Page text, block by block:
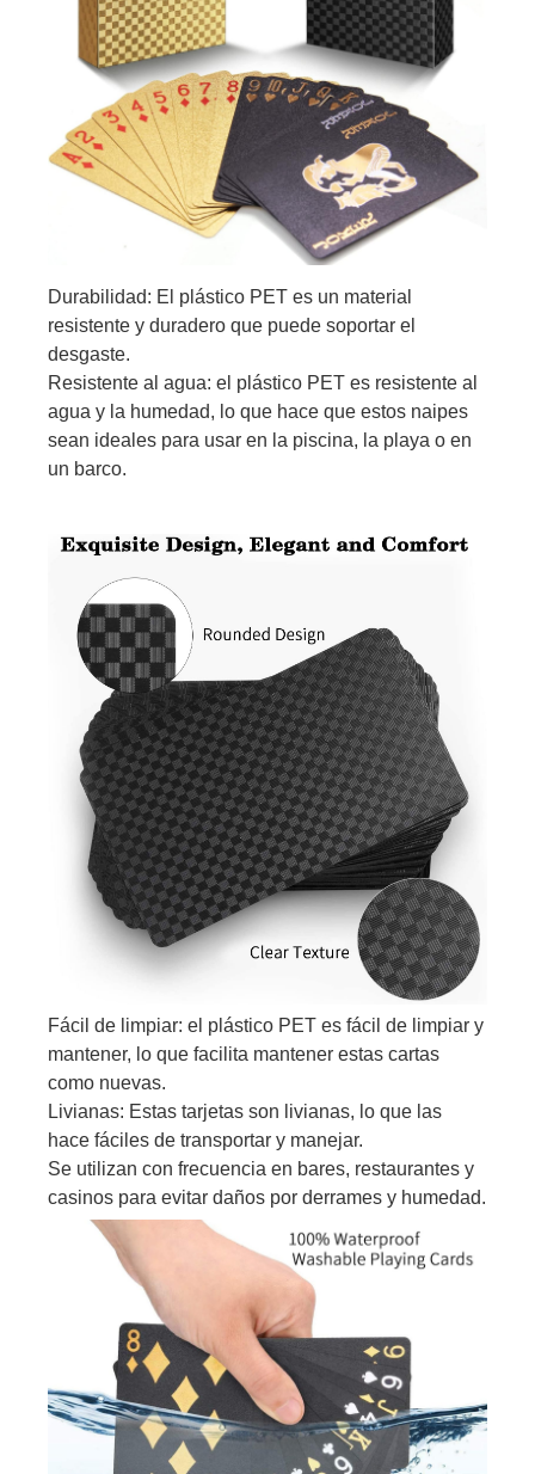
Durabilidad: El plástico PET es un material
resistente y duradero que puede soportar el
desgaste.
Resistente al agua: el plástico PET es resistente al
agua y la humedad, lo que hace que estos naipes
sean ideales para usar en la piscina, la playa o en
un barco.
Fácil de limpiar: el plástico PET es fácil de limpiar y
mantener, lo que facilita mantener estas cartas
como nuevas.
Livianas: Estas tarjetas son livianas, lo que las
hace fáciles de transportar y manejar.
Se utilizan con frecuencia en bares, restaurantes y
casinos para evitar daños por derrames y humedad.